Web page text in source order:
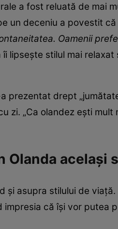
a fost reluată de mai
un deceniu a povestit
Oamenii
lipsește stilul mai
prezentat drept
zi. „Ca olandez ești
Olanda același
și asupra stilului de
impresia că își vor putea